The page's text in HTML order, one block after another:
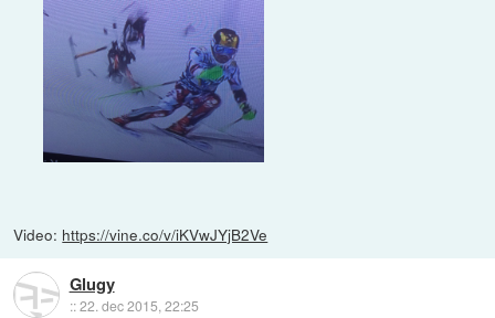
Video: https://vine.co/v/iKVwJYjB2Ve
Glugy
::22. dec 2015, 22:25